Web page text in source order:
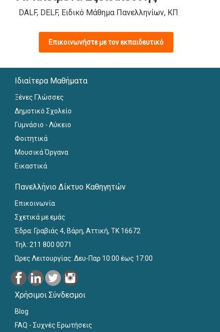
DALF, DELF, Ειδικό Μάθημα Πανελληνίων, ΚΠΓ
Επικοινωνήστε με τον εκπαιδευτικό
Ιδιαίτερα Μαθήματα
Ξένες Γλώσσες
Δημοτικό Σχολείο
Γυμνάσιο - Λύκειο
Φοιτητικά
Μουσικά Όργανα
Εικαστικά
Πανελλήνιο Δίκτυο Καθηγητών
Επικοινωνία
Σχετικά με εμάς
Έδρα: Γραβιάς 4, Βάρη, Αττική, ΤΚ 16672
Τηλ: 211 800 0071
Ώρες Λειτουργίας: Δευ-Παρ 10:00 έως 17:00
Χρήσιμοι Σύνδεσμοι
Blog
FAQ - Συχνές Ερωτήσεις